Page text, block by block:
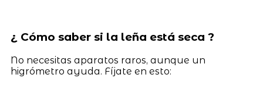
¿ Cómo saber si la leña está seca ?
No necesitas aparatos raros, aunque un
higrómetro ayuda. Fíjate en esto: